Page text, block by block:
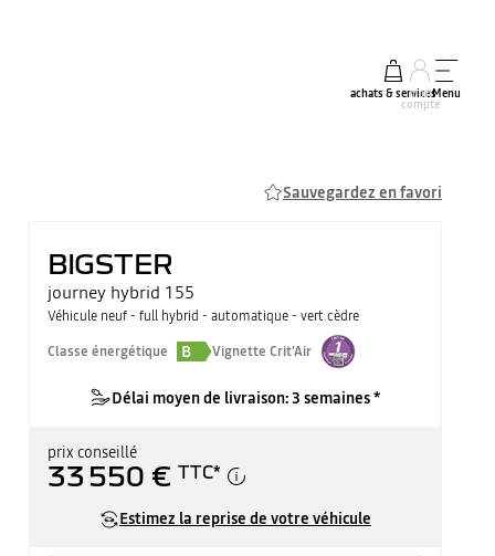
achats & services
mon
compte
Menu
Sauvegardez en favori
BIGSTER
journey hybrid 155
Véhicule neuf - full hybrid - automatique - vert cèdre
Classe énergétique
B Vignette Crit'Air
Délai moyen de livraison: 3 semaines *
prix conseillé
33 550 € TTC*
Estimez la reprise de votre véhicule